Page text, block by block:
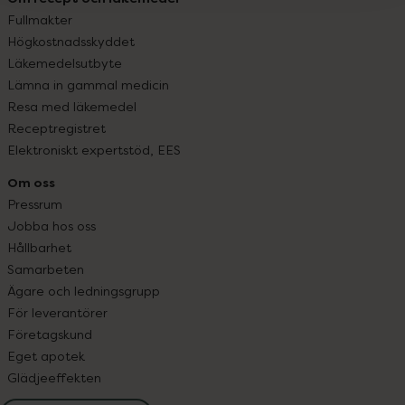
Fullmakter
Högkostnadsskyddet
Läkemedelsutbyte
Lämna in gammal medicin
Resa med läkemedel
Receptregistret
Elektroniskt expertstöd, EES
Om oss
Pressrum
Jobba hos oss
Hållbarhet
Samarbeten
Ägare och ledningsgrupp
För leverantörer
Företagskund
Eget apotek
Glädjeeffekten